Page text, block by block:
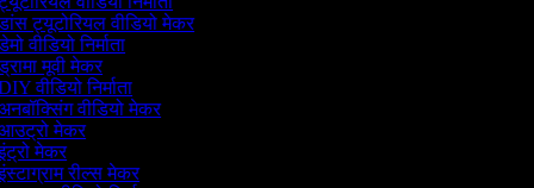
ट्यूटोरियल वीडियो मेकर
वीडियो निर्माता
मूवी मेकर
वीडियो निर्माता
वीडियो मेकर
मेकर
मेकर
रील्स मेकर